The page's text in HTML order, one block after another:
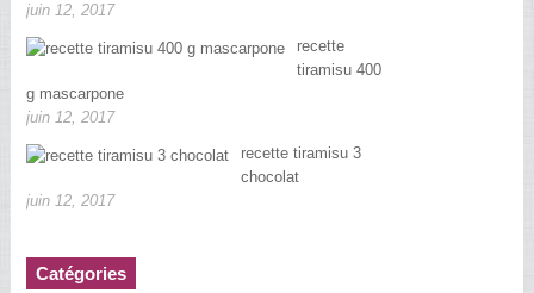
juin 12, 2017
recette
tiramisu 400
g mascarpone
juin 12, 2017
recette tiramisu 3
chocolat
juin 12, 2017
Catégories